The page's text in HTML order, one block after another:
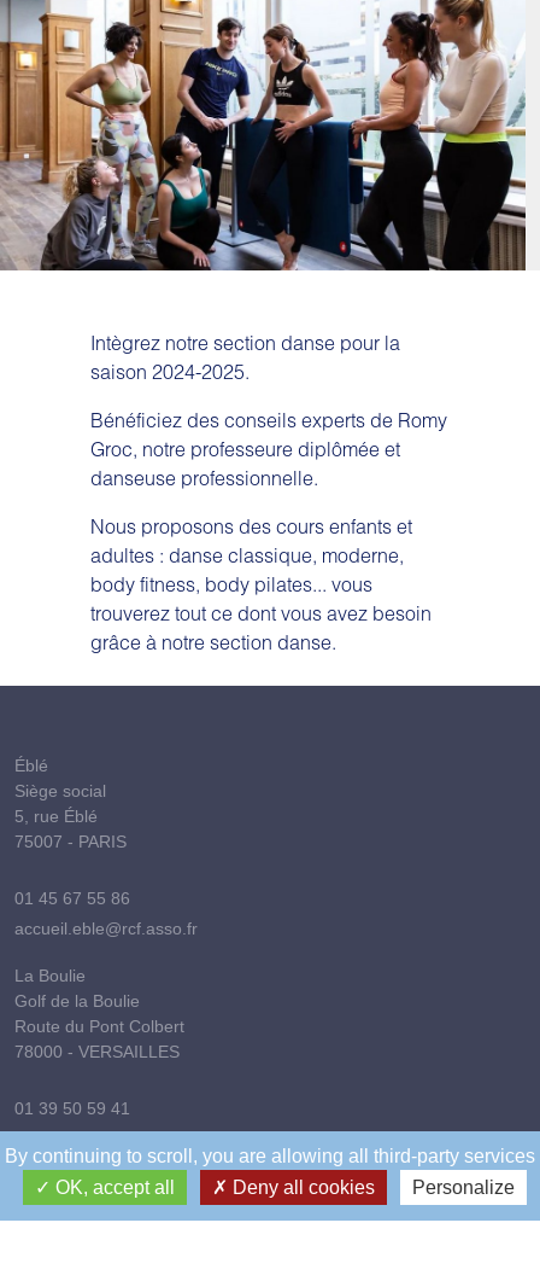
Intègrez notre section danse pour la
saison 2024-2025.
Bénéficiez des conseils experts de Romy
Groc, notre professeure diplômée et
danseuse professionnelle.
Nous proposons des cours enfants et
adultes : danse classique, moderne,
body fitness, body pilates... vous
trouverez tout ce dont vous avez besoin
grâce à notre section danse.
Éblé
Siège social
5, rue Éblé
75007 - PARIS
01 45 67 55 86
accueil.eble@rcf.asso.fr
La Boulie
Golf de la Boulie
Route du Pont Colbert
78000 - VERSAILLES
01 39 50 59 41
Saussure
Tennis
By continuing to scroll, you are allowing all third-party services
OK, accept all
Deny all cookies Personalize